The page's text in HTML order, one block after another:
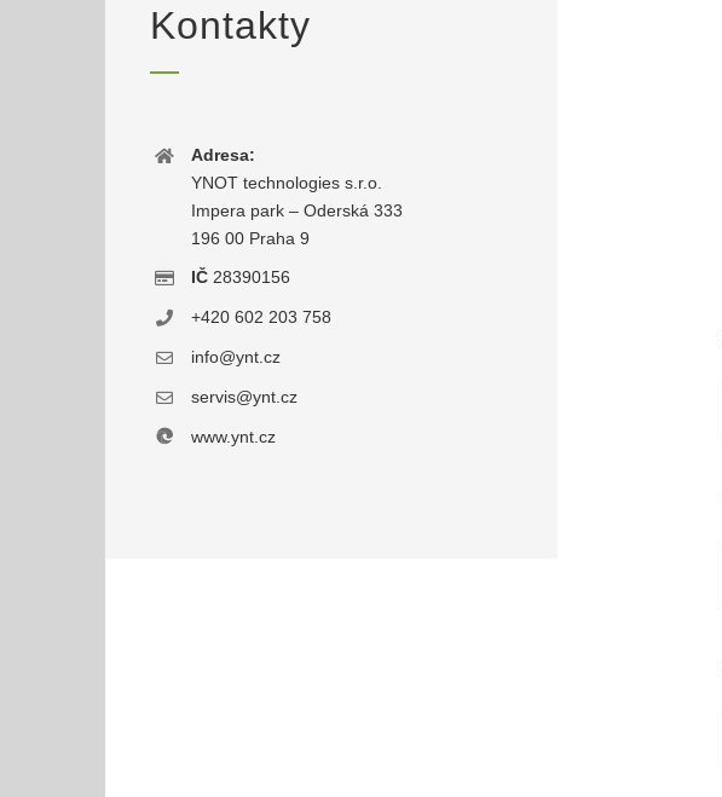
Kontakty
Adresa:
YNOT technologies s.r.o.
Impera park – Oderská 333
196 00 Praha 9
IČ 28390156
+420 602 203 758
info@ynt.cz
servis@ynt.cz
www.ynt.cz